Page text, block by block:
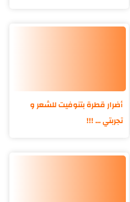
أضرار قطرة بتنوفيت للشعر و
تجربتي ... !!!